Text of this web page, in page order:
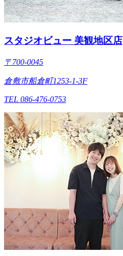
スタジオビュー 美観地区店
〒700-0045
倉敷市船倉町1253-1-3F
TEL 086-476-0753